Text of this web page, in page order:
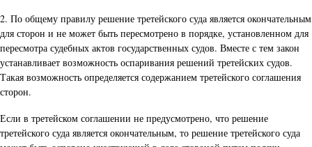
2. По общему правилу решение третейского суда является окончательным
для сторон и не может быть пересмотрено в порядке, установленном для
пересмотра судебных актов государственных судов. Вместе с тем закон
устанавливает возможность оспаривания решений третейских судов.
Такая возможность определяется содержанием третейского соглашения
сторон.
Если в третейском соглашении не предусмотрено, что решение
третейского суда является окончательным, то решение третейского суда